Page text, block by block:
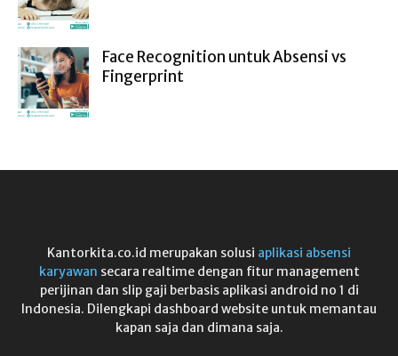
Face Recognition untuk Absensi vs
Fingerprint
Kantorkita.co.id merupakan solusi aplikasi absensi
karyawan secara realtime dengan fitur management
perijinan dan slip gaji berbasis aplikasi android no 1 di
Indonesia. Dilengkapi dashboard website untuk memantau
kapan saja dan dimana saja.